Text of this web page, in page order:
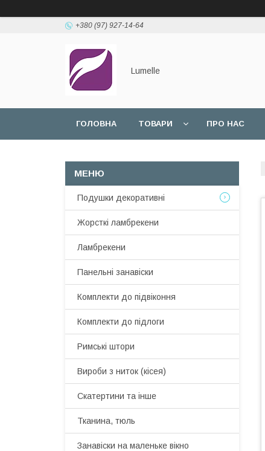
+380 (97) 927-14-64
Lumelle
ГОЛОВНА ТОВАРИ ПРО НАС
Подушки декоративні
Жорсткі ламбрекени
Ламбрекени
Панельні занавіски
Комплекти до підвіконня
Комплекти до підлоги
Римські штори
Вироби з ниток (кісея)
Скатертини та інше
Тканина, тюль
Занавіски на маленьке вікно